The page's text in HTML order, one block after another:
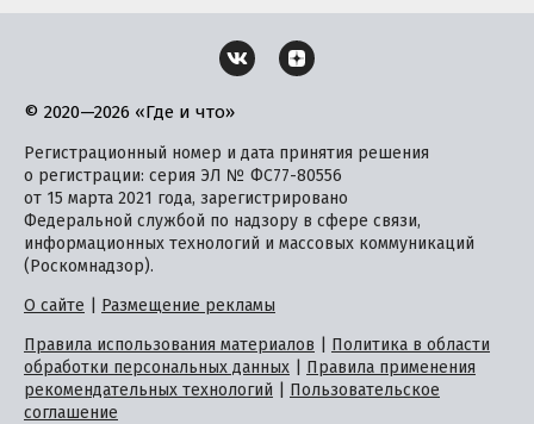
© 2020—2026 «Где и что»
Регистрационный номер и дата принятия решения
о регистрации: серия ЭЛ № ФС77-80556
от 15 марта 2021 года, зарегистрировано
Федеральной службой по надзору в сфере связи,
информационных технологий и массовых коммуникаций
(Роскомнадзор).
О сайте
Размещение рекламы
Правила использования материалов
Политика в области
обработки персональных данных
Правила применения
рекомендательных технологий
Пользовательское
соглашение